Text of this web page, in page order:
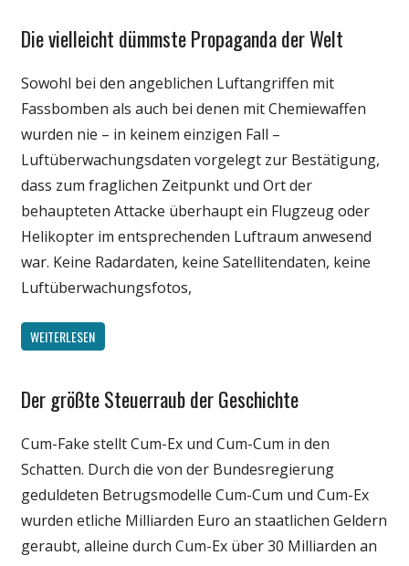
Gesellschaft
Politik
Wissenschaft
Die vielleicht dümmste Propaganda der Welt
Sowohl bei den angeblichen Luftangriffen mit
Fassbomben als auch bei denen mit Chemiewaffen
wurden nie – in keinem einzigen Fall –
Luftüberwachungsdaten vorgelegt zur Bestätigung,
dass zum fraglichen Zeitpunkt und Ort der
behaupteten Attacke überhaupt ein Flugzeug oder
Helikopter im entsprechenden Luftraum anwesend
war. Keine Radardaten, keine Satellitendaten, keine
Luftüberwachungsfotos,
WEITERLESEN
Gesellschaft
Politik
Wirtschaft
Wissenschaft
Der größte Steuerraub der Geschichte
Cum-Fake stellt Cum-Ex und Cum-Cum in den
Schatten. Durch die von der Bundesregierung
geduldeten Betrugsmodelle Cum-Cum und Cum-Ex
wurden etliche Milliarden Euro an staatlichen Geldern
geraubt, alleine durch Cum-Ex über 30 Milliarden an